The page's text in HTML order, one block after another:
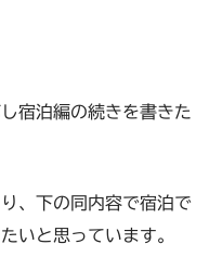
宿泊編の続きを書きた
、下の同内容で宿泊で
いと思っています。